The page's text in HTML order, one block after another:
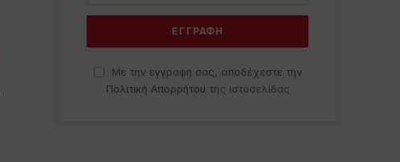
Με την εγγραφή σας, αποδέχεστε την
Πολιτική Απορρήτου της ιστοσελίδας